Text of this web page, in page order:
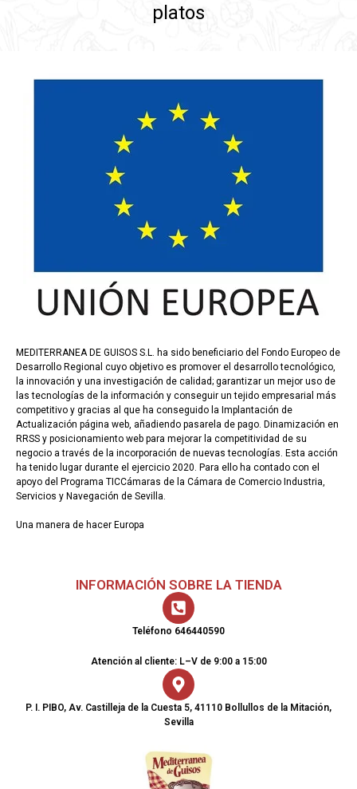
platos
MEDITERRANEA DE GUISOS S.L. ha sido beneficiario del Fondo Europeo de
Desarrollo Regional cuyo objetivo es promover el desarrollo tecnológico,
la innovación y una investigación de calidad; garantizar un mejor uso de
las tecnologías de la información y conseguir un tejido empresarial más
competitivo y gracias al que ha conseguido la Implantación de
Actualización página web, añadiendo pasarela de pago. Dinamización en
RRSS y posicionamiento web para mejorar la competitividad de su
negocio a través de la incorporación de nuevas tecnologías. Esta acción
ha tenido lugar durante el ejercicio 2020. Para ello ha contado con el
apoyo del Programa TICCámaras de la Cámara de Comercio Industria,
Servicios y Navegación de Sevilla.
Una manera de hacer Europa
INFORMACIÓN SOBRE LA TIENDA
Teléfono 646440590
Atención al cliente: L–V de 9:00 a 15:00
P. I. PIBO, Av. Castilleja de la Cuesta 5, 41110 Bollullos de la Mitación,
Sevilla